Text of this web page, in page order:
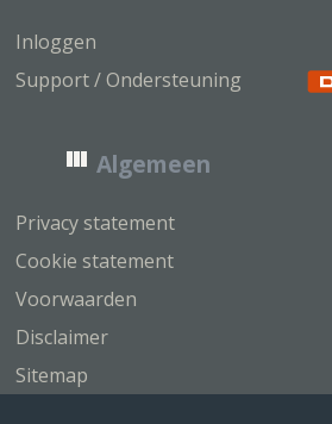
Inloggen
Support / Ondersteuning
Algemeen
Privacy statement
Cookie statement
Voorwaarden
Disclaimer
Sitemap